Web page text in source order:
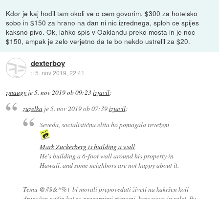
Kdor je kaj hodil tam okoli ve o cem govorim. $300 za hotelsko
sobo in $150 za hrano na dan ni nic izrednega, sploh ce spijes
kaksno pivo. Ok, lahko spis v Oaklandu preko mosta in je noc
$150, ampak je zelo verjetno da te bo nekdo ustrelil za $20.
dexterboy
::5. nov 2019, 22:41
zmaugy je5. nov 2019 ob 09:23izjavil:
zuzelkaje5. nov 2019 ob 07:39izjavil:
Seveda, socialistična elita bo pomagala revežem
Mark Zuckerberg is building a wall
He's building a 6-foot wall around his property in
Hawaii, and some neighbors are not happy about it.
Temu @#$&*%+ bi morali prepovedati živeti na kakršen koli